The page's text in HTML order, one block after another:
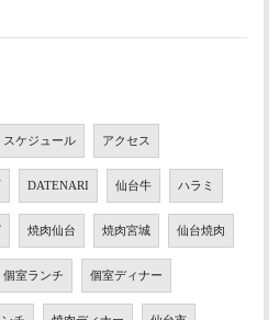
スケジュール アクセス
DATENARI 仙台牛 ハラミ
焼肉仙台 焼肉宮城 仙台焼肉
個室ランチ 個室ディナー